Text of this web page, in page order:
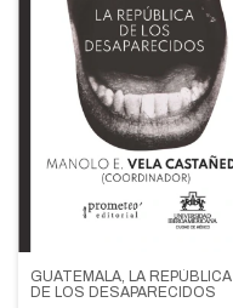
GUATEMALA, LA REPÚBLICA
DE LOS DESAPARECIDOS